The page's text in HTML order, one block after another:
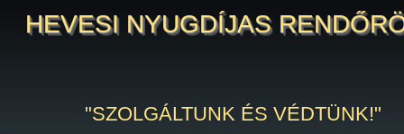
HEVESI NYUGDÍJAS
"SZOLGÁLTUNK ÉS VÉDTÜNK!"